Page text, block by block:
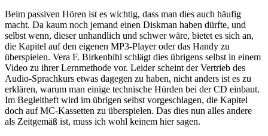
Beim passiven Hören ist es wichtig, dass man dies auch häufig
macht. Da kaum noch jemand einen Diskman haben dürfte, und
selbst wenn, dieser unhandlich und schwer wäre, bietet es sich an,
die Kapitel auf den eigenen MP3-Player oder das Handy zu
überspielen. Vera F. Birkenbihl schlägt dies übrigens selbst in einem
Video zu ihrer Lernmethode vor. Leider scheint der Vertrieb des
Audio-Sprachkurs etwas dagegen zu haben, nicht anders ist es zu
erklären, warum man einige technische Hürden bei der CD einbaut.
Im Begleitheft wird im übrigen selbst vorgeschlagen, die Kapitel
doch auf MC-Kassetten zu überspielen. Das dies nun alles andere
als Zeitgemäß ist, muss ich wohl keinem hier sagen.